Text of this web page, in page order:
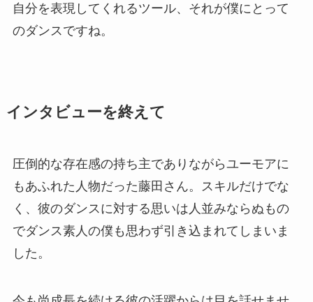
自分を表現してくれるツール、それが僕にとって
のダンスですね。
インタビューを終えて
圧倒的な存在感の持ち主でありながらユーモアに
もあふれた人物だった藤田さん。スキルだけでな
く、彼のダンスに対する思いは人並みならぬもの
でダンス素人の僕も思わず引き込まれてしまいま
した。